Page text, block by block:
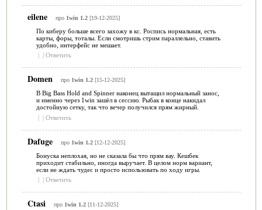
eilene про 1win 1.2[19-12-2025]
По киберу больше всего захожу в кс. Роспись нормальная, есть
карты, форы, тоталы. Если смотришь стрим параллельно, ставить
удобно, интерфейс не мешает.
| | Ответить
Domen про 1win 1.2[15-12-2025]
В Big Bass Hold and Spinner наконец вытащил нормальный занос,
и именно через 1win зашёл в сессию. Рыбак в конце накидал
достойную сетку, так что вечер получился прям жирный.
| | Ответить
Dafuge про 1win 1.2[12-12-2025]
Бонуска неплохая, но не сказала бы что прям вау. Кешбек
приходит стабильно, иногда выручает. В целом норм вариант,
если не ждать чудес и просто использовать по ходу игры.
| | Ответить
Ctasi про 1win 1.2[11-12-2025]